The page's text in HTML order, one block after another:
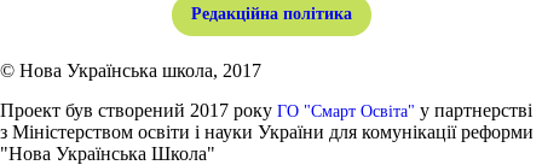
Редакційна політика
© Нова Українська школа, 2017
Проект був створений 2017 року ГО "Смарт Освіта" у партнерстві
з Міністерством освіти і науки України для комунікації реформи
"Нова Українська Школа"